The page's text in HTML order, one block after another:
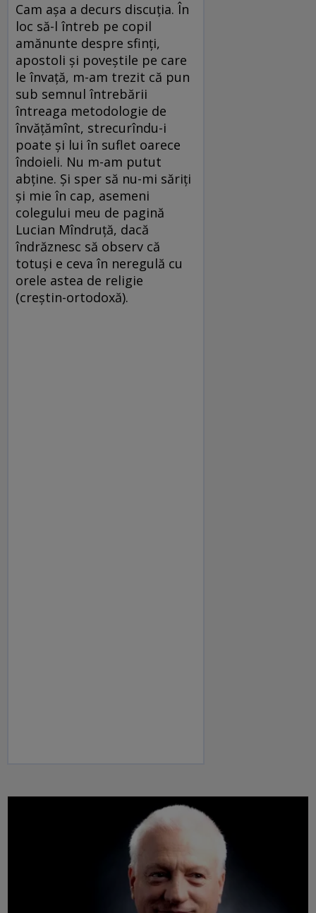
Cam aşa a decurs discuţia. În
loc să-l întreb pe copil
amănunte despre sfinţi,
apostoli şi poveştile pe care
le învaţă, m-am trezit că pun
sub semnul întrebării
întreaga metodologie de
învăţămînt, strecurîndu-i
poate şi lui în suflet oarece
îndoieli. Nu m-am putut
abţine. Şi sper să nu-mi săriţi
şi mie în cap, asemeni
colegului meu de pagină
Lucian Mîndruţă, dacă
îndrăznesc să observ că
totuşi e ceva în neregulă cu
orele astea de religie
(creştin-ortodoxă).